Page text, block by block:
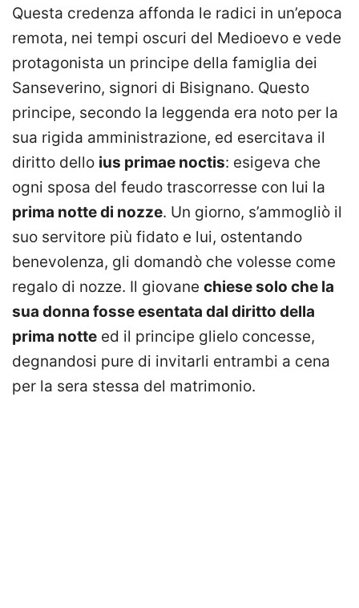
Questa credenza affonda le radici in un’epoca
remota, nei tempi oscuri del Medioevo e vede
protagonista un principe della famiglia dei
Sanseverino, signori di Bisignano. Questo
principe, secondo la leggenda era noto per la
sua rigida amministrazione, ed esercitava il
diritto dello ius primae noctis: esigeva che
ogni sposa del feudo trascorresse con lui la
prima notte di nozze. Un giorno, s’ammogliò il
suo servitore più fidato e lui, ostentando
benevolenza, gli domandò che volesse come
regalo di nozze. Il giovane chiese solo che la
sua donna fosse esentata dal diritto della
prima notte ed il principe glielo concesse,
degnandosi pure di invitarli entrambi a cena
per la sera stessa del matrimonio.